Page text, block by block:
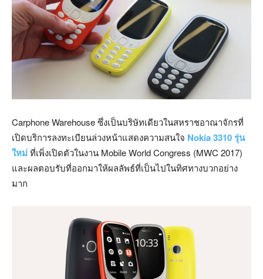
Carphone Warehouse ซึ่งเป็นบริษัทเดียวในสหราชอาณาจักรที่
เปิดบริการลงทะเบียนล่วงหน้าแสดงความสนใจ Nokia 3310 รุ่น
ใหม่ที่เพิ่งเปิดตัวในงาน Mobile World Congress (MWC 2017)
และผลตอบรับที่ออกมาให้ผลลัพธ์ที่เป็นไปในทิศทางบวกอย่าง
มาก